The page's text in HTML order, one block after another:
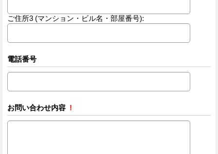
ご住所3 (マンション・ビル名・部屋番号):
電話番号
お問い合わせ内容 !